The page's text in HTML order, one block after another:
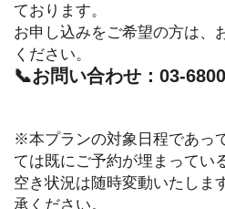
ております。
お申し込みをご希望の方は、
ください。
📞お問い合わせ：03-
※本プランの対象日程であっ
ては既にご予約が埋まってい
空き状況は随時変動いたしま
承ください。